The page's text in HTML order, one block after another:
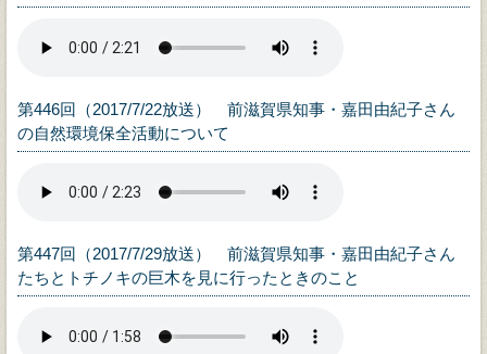
第446回（2017/7/22放送） 前滋賀県知事・嘉田由紀子さん
の自然環境保全活動について
第447回（2017/7/29放送） 前滋賀県知事・嘉田由紀子さん
たちとトチノキの巨木を見に行ったときのこと